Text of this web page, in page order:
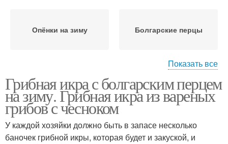
Опёнки на зиму Болгарские перцы
Икра из опят Салат из опят
Показать все
Грибная икра с болгарским перцем
на зиму. Грибная икра из вареных
грибов с чесноком
У каждой хозяйки должно быть в запасе несколько
баночек грибной икры, которая будет и закуской, и